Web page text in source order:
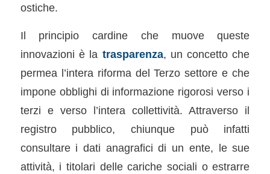
ostiche.
Il principio cardine che muove queste
innovazioni è la trasparenza, un concetto che
permea l’intera riforma del Terzo settore e che
impone obblighi di informazione rigorosi verso i
terzi e verso l’intera collettività. Attraverso il
registro pubblico, chiunque può infatti
consultare i dati anagrafici di un ente, le sue
attività, i titolari delle cariche sociali o estrarre